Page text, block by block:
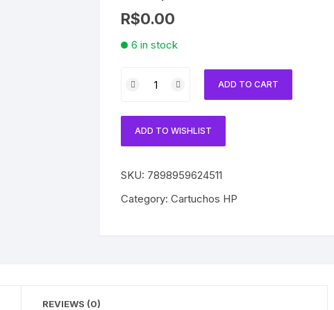
R$0.00
6 in stock
HP
Original
Black
Z6100
ADD TO CART
ADD TO WISHLIST
SKU: 7898959624511
Category: Cartuchos HP
REVIEWS (0)